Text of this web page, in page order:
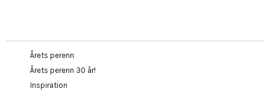
Årets perenn
Årets perenn 30 år!
Inspiration